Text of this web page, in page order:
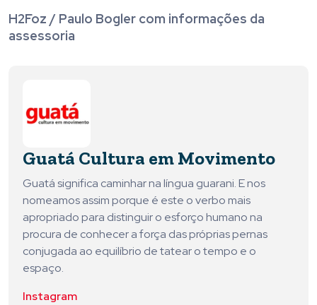
H2Foz / Paulo Bogler com informações da
assessoria
Guatá Cultura em Movimento
Guatá significa caminhar na língua guarani. E nos
nomeamos assim porque é este o verbo mais
apropriado para distinguir o esforço humano na
procura de conhecer a força das próprias pernas
conjugada ao equilíbrio de tatear o tempo e o
espaço.
Instagram